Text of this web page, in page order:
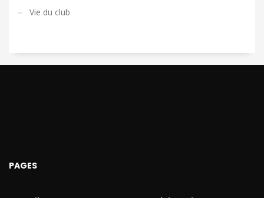
Vie du club
PAGES